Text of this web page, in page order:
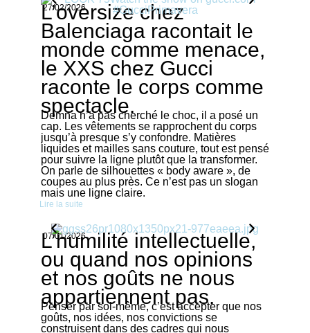
27/02/2026
L’oversize chez
Balenciaga racontait le
monde comme menace,
le XXS chez Gucci
raconte le corps comme
spectacle.
Demna n’a pas cherché le choc, il a posé un
cap. Les vêtements se rapprochent du corps
jusqu’à presque s’y confondre. Matières
liquides et mailles sans couture, tout est pensé
pour suivre la ligne plutôt que la transformer.
On parle de silhouettes « body aware », de
coupes au plus près. Ce n’est pas un slogan
mais une ligne claire.
Lire la suite
07/01/2026
L’humilité intellectuelle,
ou quand nos opinions
et nos goûts ne nous
appartiennent pas.
Penser par soi-même, c’est accepter que nos
goûts, nos idées, nos convictions se
construisent dans des cadres qui nous